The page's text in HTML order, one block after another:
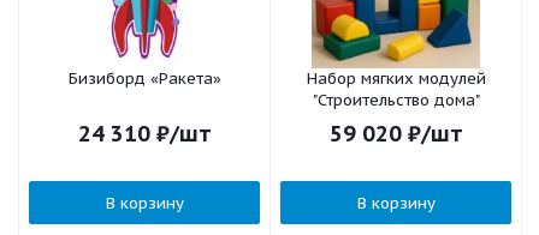
Бизиборд «Ракета»
24 310₽/шт
В корзину
Набор мягких модулей
"Строительство дома"
59 020₽/шт
В корзину